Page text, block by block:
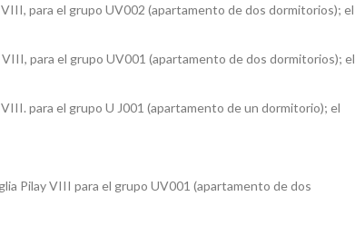
para el grupo UV002 (apartamento de dos dormitorios); el
para el grupo UV001 (apartamento de dos dormitorios); el
para el grupo U J001 (apartamento de un dormitorio); el
Pilay VIII para el grupo UV001 (apartamento de dos